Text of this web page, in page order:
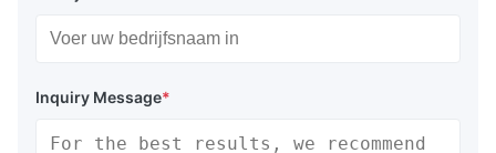
Inquiry Message*